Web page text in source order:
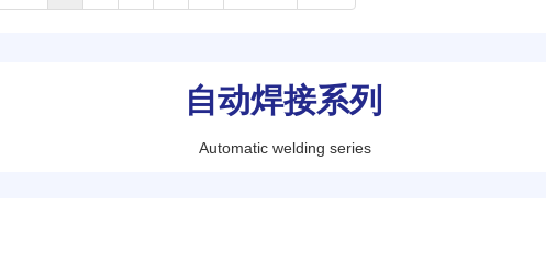
提升生产效率、
据，适用于交流、交流逆
支持 32 组参数存储、海量
数据记录与 U 盘导出，具备
数据追溯、品质判定、异常
传统焊接痛点。设备无需刮
除漆皮，单个焊点几秒至二
自动焊接系列
Automatic welding series